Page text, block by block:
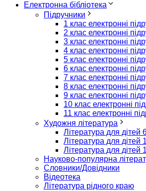
Електронна бібліотека
Підручники
1 клас електронні
2 клас електронні
3 клас електронні
4 клас електронні
5 клас електронні
6 клас електронні
7 клас електронні
8 клас електронні
9 клас електронні
10 клас електронні
11 клас електронні
Художня література
Література для дітей
Література для дітей
Література для дітей
Науково-популярна
Словники/Довідники
Відеотека
Література рідного краю